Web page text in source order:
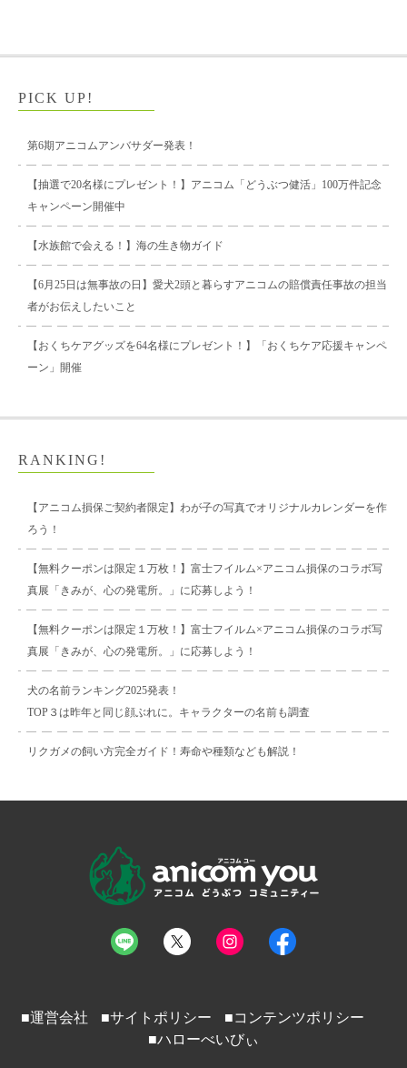
PICK UP!
第6期アニコムアンバサダー発表！
【抽選で20名様にプレゼント！】アニコム「どうぶつ健活」100万件記念
キャンペーン開催中
【水族館で会える！】海の生き物ガイド
【6月25日は無事故の日】愛犬2頭と暮らすアニコムの賠償責任事故の担当
者がお伝えしたいこと
【おくちケアグッズを64名様にプレゼント！】「おくちケア応援キャンペ
ーン」開催
RANKING!
【アニコム損保ご契約者限定】わが子の写真でオリジナルカレンダーを作
ろう！
【無料クーポンは限定１万枚！】富士フイルム×アニコム損保のコラボ写
真展「きみが、心の発電所。」に応募しよう！
【無料クーポンは限定１万枚！】富士フイルム×アニコム損保のコラボ写
真展「きみが、心の発電所。」に応募しよう！
犬の名前ランキング2025発表！
TOP３は昨年と同じ顔ぶれに。キャラクターの名前も調査
リクガメの飼い方完全ガイド！寿命や種類なども解説！
■運営会社 ■サイトポリシー
■コンテンツポリシー
■ハローべいびぃ